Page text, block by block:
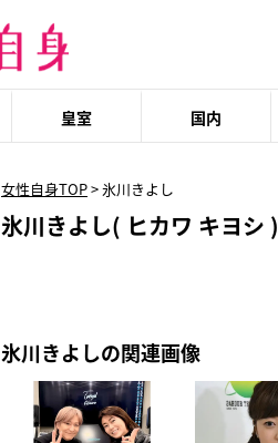
皇室 国内
女性自身TOP>氷川きよし
氷川きよし( ヒカワ キヨシ )
氷川きよしの関連画像